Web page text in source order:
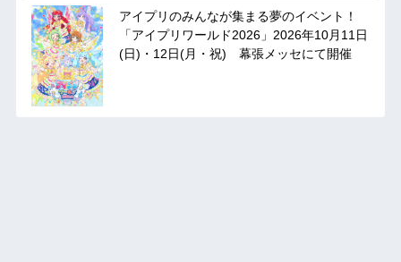
アイプリのみんなが集まる夢のイベント！
「アイプリワールド2026」2026年10月11日
(日)・12日(月・祝) 幕張メッセにて開催